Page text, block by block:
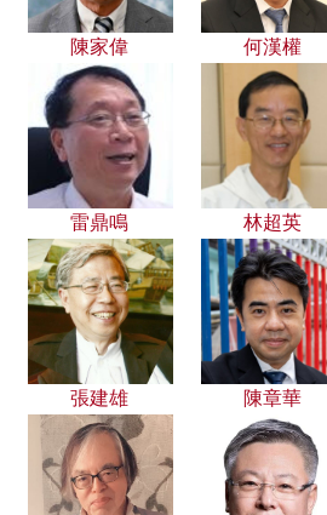
陳家偉 何漢權
雷鼎鳴 林超英
張建雄 陳章華